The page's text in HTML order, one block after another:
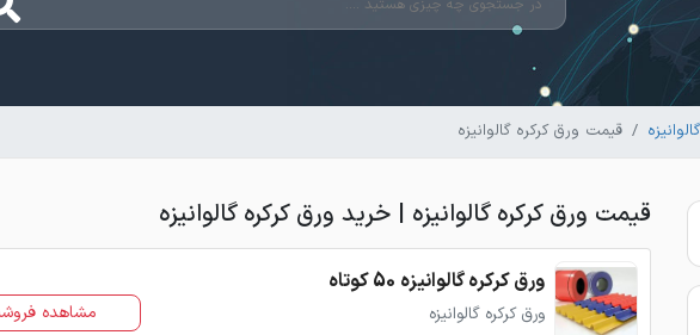
قیمت ورق کرکره گالوانیزه
قیمت ورق کرکره گالوانیزه | خرید ورق کرکره گالوانیزه
ورق کرکره گالوانیزه 50 کوتاه
ورق کرکره گالوانیزه مشاهده